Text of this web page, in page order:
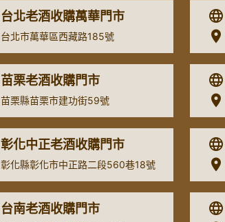
台北老酒收購萬華門市
台北市萬華區西藏路185號
苗栗老酒收購門市
苗栗縣苗栗市建功街59號
彰化中正老酒收購門市
彰化縣彰化市中正路二段560巷18號
台南老酒收購門市